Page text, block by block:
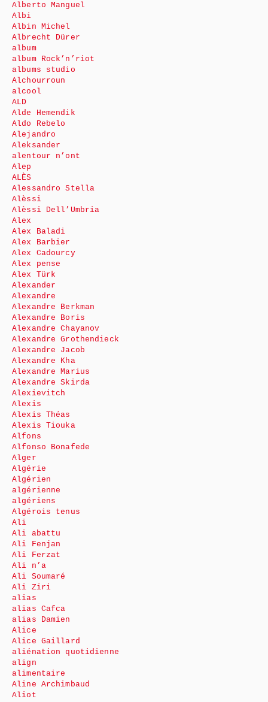
Alberto Manguel
Albi
Albin Michel
Albrecht Dürer
album
album Rock’n’riot
albums studio
Alchourroun
alcool
ALD
Alde Hemendik
Aldo Rebelo
Alejandro
Aleksander
alentour n’ont
Alep
ALÈS
Alessandro Stella
Alèssi
Alèssi Dell’Umbria
Alex
Alex Baladi
Alex Barbier
Alex Cadourcy
Alex pense
Alex Türk
Alexander
Alexandre
Alexandre Berkman
Alexandre Boris
Alexandre Chayanov
Alexandre Grothendieck
Alexandre Jacob
Alexandre Kha
Alexandre Marius
Alexandre Skirda
Alexievitch
Alexis
Alexis Théas
Alexis Tiouka
Alfons
Alfonso Bonafede
Alger
Algérie
Algérien
algérienne
algériens
Algérois tenus
Ali
Ali abattu
Ali Fenjan
Ali Ferzat
Ali n’a
Ali Soumaré
Ali Ziri
alias
alias Cafca
alias Damien
Alice
Alice Gaillard
aliénation quotidienne
align
alimentaire
Aline Archimbaud
Aliot